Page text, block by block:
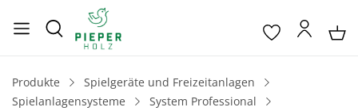
Produkte
Spielgeräte und Freizeitanlagen
Spielanlagensysteme
System Professional